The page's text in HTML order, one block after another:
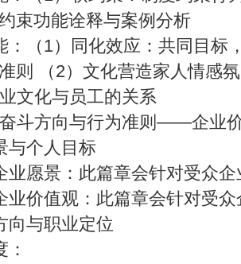
束功能诠释与案例分析
：（1）同化效应：共同目标
则 （2）文化营造家人情感
文化与员工的关系
斗方向与行为准则——企业
与个人目标
业愿景：此篇章会针对受众
业价值观：此篇章会针对受
向与职业定位